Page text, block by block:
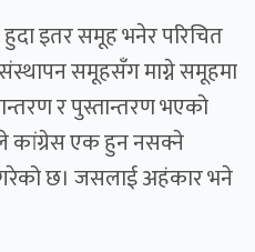
इतर समूह भनेर परिचित
समूहसँग माग्ने समूहमा
र पुस्तान्तरण भएको
कांग्रेस एक हुन नसक्ने
छ। जसलाई अहंकार भने